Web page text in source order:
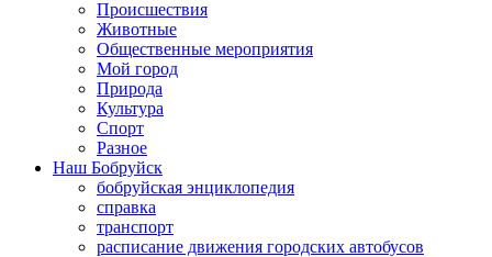
Происшествия
Животные
Общественные мероприятия
Мой город
Природа
Культура
Спорт
Разное
Наш Бобруйск
бобруйская энциклопедия
справка
транспорт
расписание движения городских автобусов